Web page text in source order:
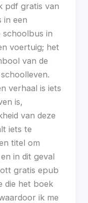
pdf gratis van
in een
schoolbus in
voertuig; het
van de
verhaal is iets
is,
van deze
iets te
titel om
in dit geval
gratis epub
die het boek
ik me